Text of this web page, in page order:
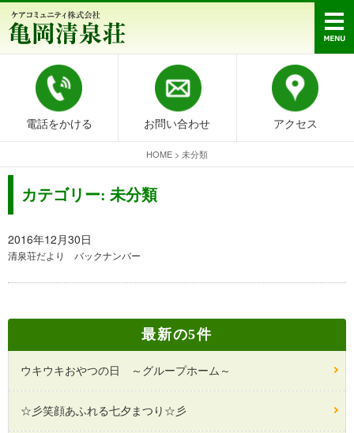
電話をかける お問い合わせ アクセス
HOME > 未分類
カテゴリー: 未分類
2016年12月30日
清泉荘だより バックナンバー
最新の5件
ウキウキおやつの日 ～グループホーム～
☆彡笑顔あふれる七夕まつり☆彡